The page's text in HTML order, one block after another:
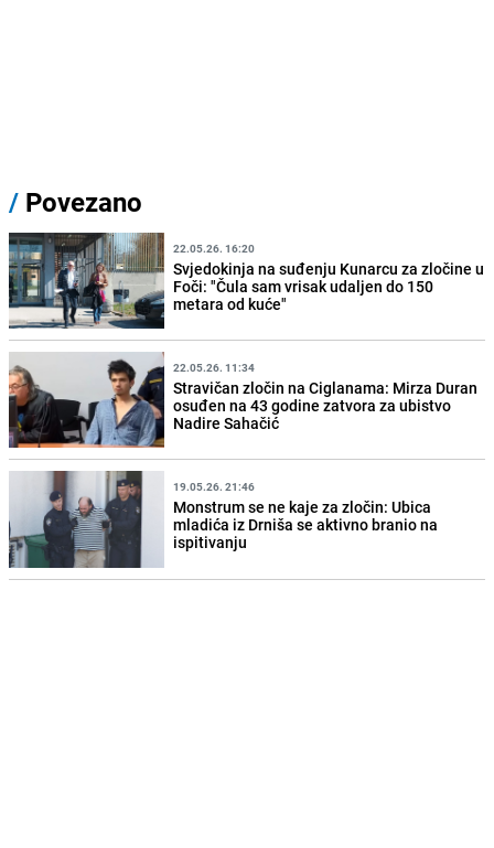
/ Povezano
22.05.26. 16:20
Svjedokinja na suđenju Kunarcu za zločine u
Foči: "Čula sam vrisak udaljen do 150
metara od kuće"
22.05.26. 11:34
Stravičan zločin na Ciglanama: Mirza Duran
osuđen na 43 godine zatvora za ubistvo
Nadire Sahačić
19.05.26. 21:46
Monstrum se ne kaje za zločin: Ubica
mladića iz Drniša se aktivno branio na
ispitivanju